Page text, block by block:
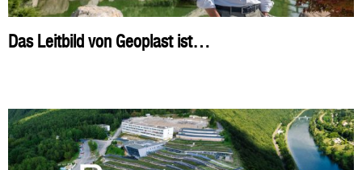
Das Leitbild von Geoplast ist…